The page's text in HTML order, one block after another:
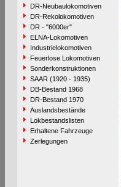
DR-Neubaulokomotiven
DR-Rekolokomotiven
DR - "6000er"
ELNA-Lokomotiven
Industrielokomotiven
Feuerlose Lokomotiven
Sonderkonstruktionen
SAAR (1920 - 1935)
DB-Bestand 1968
DR-Bestand 1970
Auslandsbestände
Lokbestandslisten
Erhaltene Fahrzeuge
Zerlegungen